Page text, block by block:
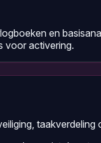
en
voor activering.
taakverdeling